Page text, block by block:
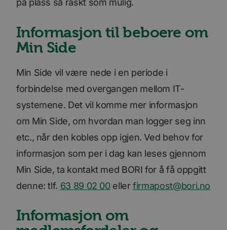
på plass så raskt som mulig.
Informasjon til beboere om
Min Side
Min Side vil være nede i en periode i
forbindelse med overgangen mellom IT-
systemene. Det vil komme mer informasjon
om Min Side, om hvordan man logger seg inn
etc., når den kobles opp igjen. Ved behov for
informasjon som per i dag kan leses gjennom
Min Side, ta kontakt med BORI for å få oppgitt
denne: tlf. 63 89 02 00ellerfirmapost@bori.no
Informasjon om